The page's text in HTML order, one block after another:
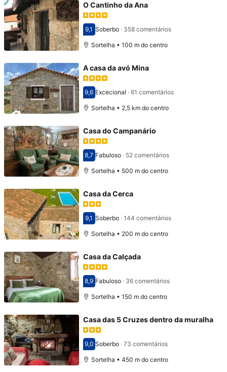
O Cantinho da Ana
Pontuado com 9,1
9,1 Soberbo· 358 comentários
Sortelha • 100 m do centro
A casa da avó Mina
Pontuado com 9,6
9,6 Excecional · 61 comentários
Sortelha • 2,5 km do centro
Casa do Campanário
Pontuado com 8,7
8,7 Fabuloso· 52 comentários
Sortelha • 500 m do centro
Casa da Cerca
Pontuado com 9,1
9,1 Soberbo· 144 comentários
Sortelha • 200 m do centro
Casa da Calçada
Pontuado com 8,9
8,9 Fabuloso· 36 comentários
Sortelha • 150 m do centro
Casa das 5 Cruzes dentro da muralha
Pontuado com 9,0
9,0 Soberbo· 73 comentários
Sortelha • 450 m do centro